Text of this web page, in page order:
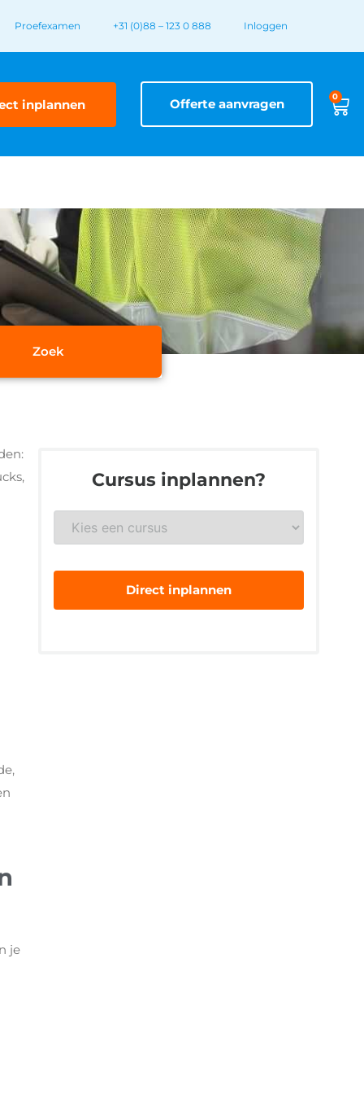
Proefexamen +31 (0)88 – 123 0 888 Inloggen
inplannen Offerte aanvragen 0
je
Cursus inplannen?
veiligheidsopleiding